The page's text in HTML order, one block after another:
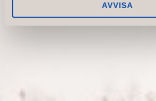
AVVISA